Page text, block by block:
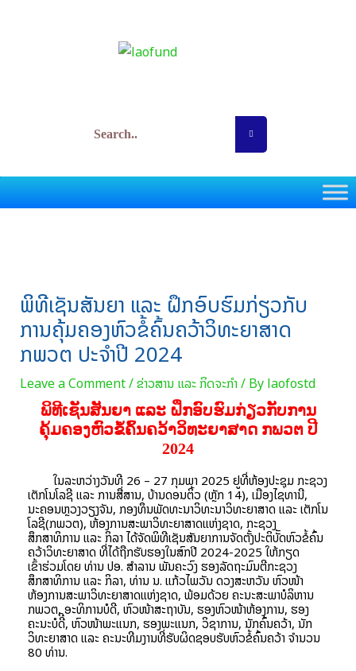
ພິທີເຊັນສັນຍາ ແລະ ຝຶກອົບຮົມກ່ຽວກັບ
ການຄຸ້ມຄອງຫົວຂໍ້ຄົ້ນຄວ້າວິທະຍາສາດ
ກພວຕ ປະຈຳປີ 2024
Leave a Comment/ຂ່າວສານ ແລະ ກິດຈະກຳ/ Bylaofostd
ພິທີເຊັນສັນຍາ ແລະ ຝຶກອົບຮົມກ່ຽວກັບການ
ຄຸ້ມຄອງຫົວຂໍ້ຄົ້ນຄວ້າວິທະຍາສາດ ກພວຕ ປີ
2024
ໃນລະຫວ່າງວັນທີ 26 – 27 ກຸມພາ 2025 ຢູ່ທີ່ຫ້ອງປະຊຸມ ກະຊວງ
ເຕັກໂນໂລຊີ ແລະ ການສື່ສານ, ບ້ານດອນຕິ້ວ (ຫຼັກ 14), ເມືອງໄຊທານີ,
ນະຄອນຫຼວງວຽງຈັນ, ກອງທຶນພັດທະນາວິທະນາວິທະຍາສາດ ແລະ ເຕັກໂນ
ໂລຊີ(ກພວຕ), ຫ້ອງການສະພາວິທະຍາສາດແຫ່ງຊາດ, ກະຊວງ
ສຶກສາທິການ ແລະ ກິລາ ໄດ້ຈັດພິທີເຊັນສັນຍາການຈັດຕັ້ງປະຕິບັັດຫົວຂໍ້ຄົ້ນ
ຄວ້າວິທະຍາສາດ ທີ່ໄດ້ຖືກຮັບຮອງໃນສົກປີ 2024-2025 ໃຫ້ກຽດ
ເຂົ້າຮ່ວມໂດຍ ທ່ານ ປອ. ສໍາລານ ພັນຄະວົງ ຮອງລັດຖະມົນຕີກະຊວງ
ສຶກສາທິການ ແລະ ກິລາ, ທ່ານ ນ. ແກ້ວໄພວັນ ດວງສະຫວັນ ຫົວໜ້າ
ຫ້ອງການສະພາວິທະຍາສາດແຫ່ງຊາດ, ພ້ອມດ້ວຍ ຄະນະສະພາບໍລິຫານ
ກພວຕ, ອະທິການບໍດີ, ຫົວໜ້າສະຖາບັນ, ຮອງຫົວໜ້າຫ້ອງການ, ຮອງ
ຄະນະບໍດີີ, ຫົວໜ້າພະແນກ, ຮອງພະແນກ, ວິຊາການ, ນັກຄົ້ນຄວ້າ, ນັກ
ວິທະຍາສາດ ແລະ ຄະນະທີມງານທີ່ຮັບຜິດຊອບຮັບຫົວຂໍ້ຄົ້ນຄວ້າ ຈຳນວນ
80 ທ່ານ.